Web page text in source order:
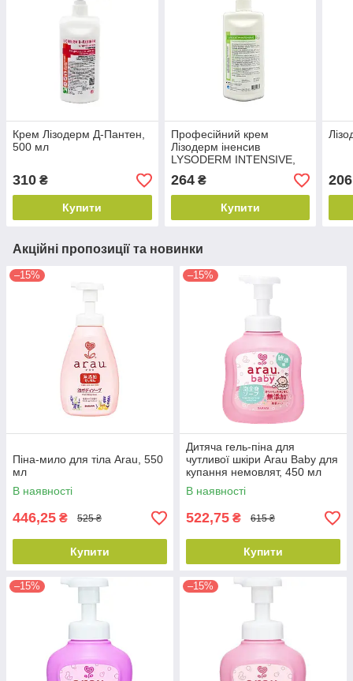
Крем Лізодерм Д-Пантен,
500 мл
310 ₴
Купити
Професійний крем
Лізодерм іненсив
LYSODERM INTENSIVE,
500 мл
264₴
Купити
206
Акційні пропозиції та новинки
–15%
Піна-мило для тіла Arau, 550
мл
В наявності
446,25 ₴ 525 ₴
Купити
–15%
Дитяча гель-піна для
чутливої шкіри Arau Baby для
купання немовлят, 450 мл
В наявності
522,75 ₴ 615 ₴
Купити
–15% –15%